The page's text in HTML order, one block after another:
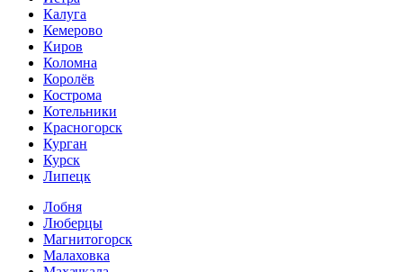
Калуга
Кемерово
Киров
Коломна
Королёв
Кострома
Котельники
Красногорск
Курган
Курск
Липецк
Лобня
Люберцы
Магнитогорск
Малаховка